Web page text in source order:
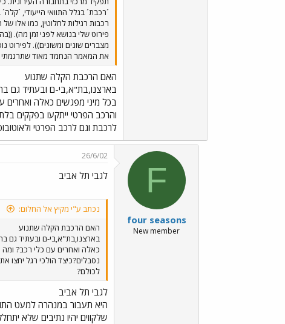
´רכבת´ בגלל התוואי הייעודי,
רכבות רגילות לחלוטין, כמו אלו
פירוט שלי בנושא לפני זמן מה).
מצברים שונים ומשונים)).
את המאמר הנחמד מאוד שתרגמתי
האם הרכבת הקלה שתנוע
בארצנו,בת"א,בי-ם ובעתיד גם
בכל מיני מפגשים כאלה
והרכב הפרטי ייתקעו בפקקים
לרכבת וגם לרכב הפרטי
F
four seasons
New member
26/6/02
לגבי תל אביב
נכתב ע"י מקיץ אל החלום:
האם הרכבת הקלה שתנוע
בארצנו,בת"א,בי-ם ובעתיד גם
כאלה ואחרים עם כלי רכב?
נסבלים?כיצד הולכי רגל יחצו
לכולם?
לגבי תל אביב
היא תעבור במנהרה למעט
שלקווים יהיו נתיבים שלא